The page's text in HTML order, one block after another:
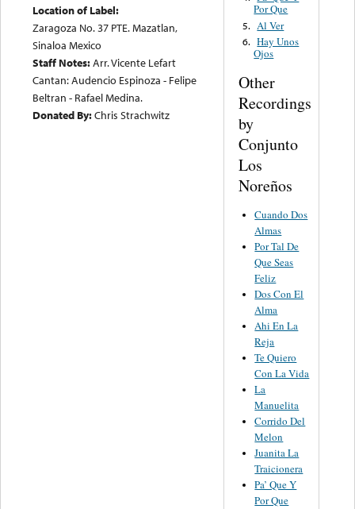
Location of Label:
Zaragoza No. 37 PTE. Mazatlan,
Sinaloa Mexico
Staff Notes:Arr. Vicente Lefart
Cantan: Audencio Espinoza - Felipe
Beltran - Rafael Medina.
Donated By:Chris Strachwitz
Por Que
5. Al Ver
6. Hay Unos
Ojos
Other
Recordings
by
Conjunto
Los
Noreños
Cuando Dos
Almas
Por Tal De
Que Seas
Feliz
Dos Con El
Alma
Ahi En La
Reja
Te Quiero
Con La Vida
La
Manuelita
Corrido Del
Melon
Juanita La
Traicionera
Pa’ Que Y
Por Que